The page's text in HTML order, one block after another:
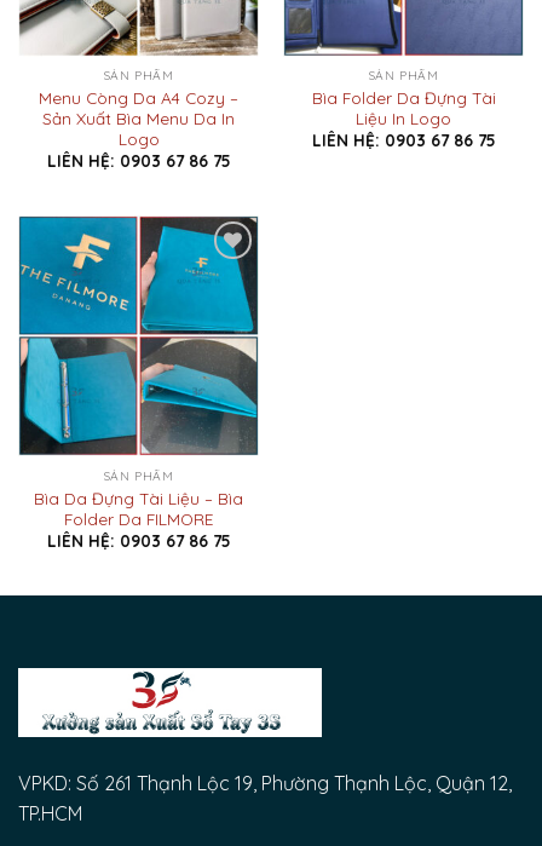
SẢN PHẨM
Menu Còng Da A4 Cozy –
Sản Xuất Bìa Menu Da In
Logo
LIÊN HỆ: 0903 67 86 75
SẢN PHẨM
Bìa Folder Da Đựng Tài
Liệu In Logo
LIÊN HỆ: 0903 67 86 75
Add to
Wishlist
SẢN PHẨM
Bìa Da Đựng Tài Liệu – Bìa
Folder Da FILMORE
LIÊN HỆ: 0903 67 86 75
VPKD: Số 261 Thạnh Lộc 19, Phường Thạnh Lộc, Quận 12,
TP.HCM